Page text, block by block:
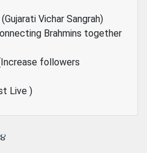
(Gujarati Vichar Sangrah)
Brahmins together
followers
Live )